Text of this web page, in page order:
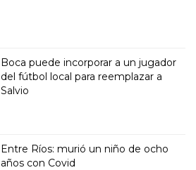
Boca puede incorporar a un jugador
del fútbol local para reemplazar a
Salvio
Entre Ríos: murió un niño de ocho
años con Covid